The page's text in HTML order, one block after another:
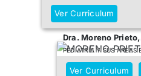
Ver Curriculum
Dra. Moreno
PEDIATRÍA Y SUS ÁREAS
Ver Curriculum